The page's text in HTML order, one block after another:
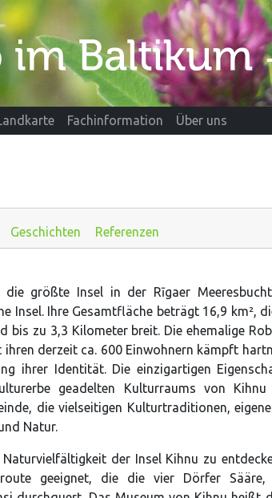
Fachinformation Über uns
Geschichten Referenzen
die größte Insel in der Rīgaer
Insel. Ihre Gesamtfläche beträgt 16,9 km²,
bis zu 3,3 Kilometer breit. Die ehemalige
ihren derzeit ca. 600 Einwohnern kämpft
ihrer Identität. Die einzigartigen
geadelten Kulturraums von
die vielseitigen Kulturtraditionen, eigene
Natur.
der Insel Kihnu zu
geeignet, die die vier Dörfer Sääre,